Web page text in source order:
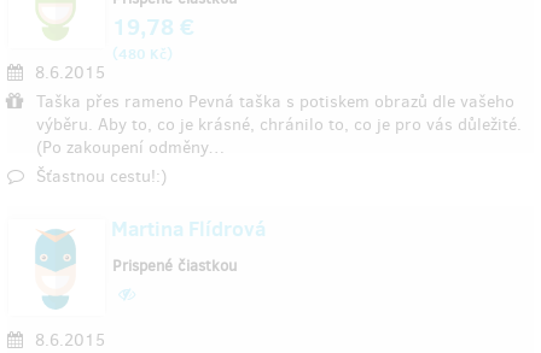
8.6.2015
Taška přes rameno Pevná taška s potiskem obrazů dle vašeho
výběru. Aby to, co je krásné, chránilo to, co je pro vás důležité.
(Po zakoupení odměny…
Šťastnou cestu!:)
19,78 €
(480 Kč)
Martina Flídrová
8.6.2015
Prispené čiastkou